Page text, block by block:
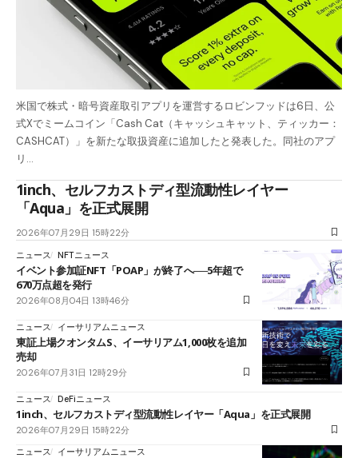
米国で株式・暗号資産取引アプリを運営するロビンフッドは6日、公
式Xでミームコイン「Cash Cat（キャッシュキャット、ティッカー：
CASHCAT）」を新たな取扱資産に追加したと発表した。同社のアプ
リ…
1inch、セルフカストディ型流動性レイヤー
「Aqua」を正式展開
2026年07月29日 15時22分
ニュース NFTニュース
イベント参加証NFT「POAP」が終了へ──5年超で
670万点超を発行
2026年08月04日 13時46分
ニュース イーサリアムニュース
東証上場クオンタムS、イーサリアム1,000枚を追加
売却
2026年07月31日 12時29分
ニュース DeFiニュース
1inch、セルフカストディ型流動性レイヤー「Aqua」を正式展開
2026年07月29日 15時22分
ニュース
イーサリアムニュース